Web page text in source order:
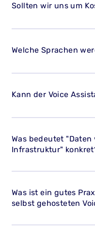
Sollten wir uns um
Welche Sprachen
Kann der Voice
Was bedeutet "Daten
Infrastruktur"
Was ist ein gutes
selbst gehosteten